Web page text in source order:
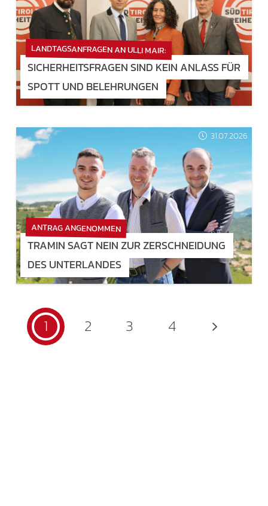
LANDTAGSANFRAGEN AN ULLI MAIR:
SICHERHEITSFRAGEN SIND KEIN ANLASS FÜR
SPOTT UND BELEHRUNGEN
31.07.2026
ANTRAG ANGENOMMEN
TRAMIN SAGT NEIN ZUR ZERSCHNEIDUNG
DES UNTERLANDES
1 2 3 4